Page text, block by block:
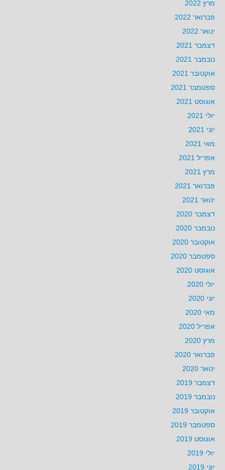
מרץ 2022
פברואר 2022
ינואר 2022
דצמבר 2021
נובמבר 2021
אוקטובר 2021
ספטמבר 2021
אוגוסט 2021
יולי 2021
יוני 2021
מאי 2021
אפריל 2021
מרץ 2021
פברואר 2021
ינואר 2021
דצמבר 2020
נובמבר 2020
אוקטובר 2020
ספטמבר 2020
אוגוסט 2020
יולי 2020
יוני 2020
מאי 2020
אפריל 2020
מרץ 2020
פברואר 2020
ינואר 2020
דצמבר 2019
נובמבר 2019
אוקטובר 2019
ספטמבר 2019
אוגוסט 2019
יולי 2019
יוני 2019